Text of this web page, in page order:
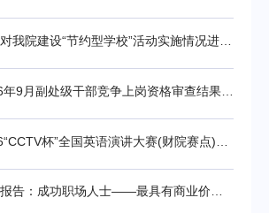
学术报告：成功职场人士——最具有商业价值的途径